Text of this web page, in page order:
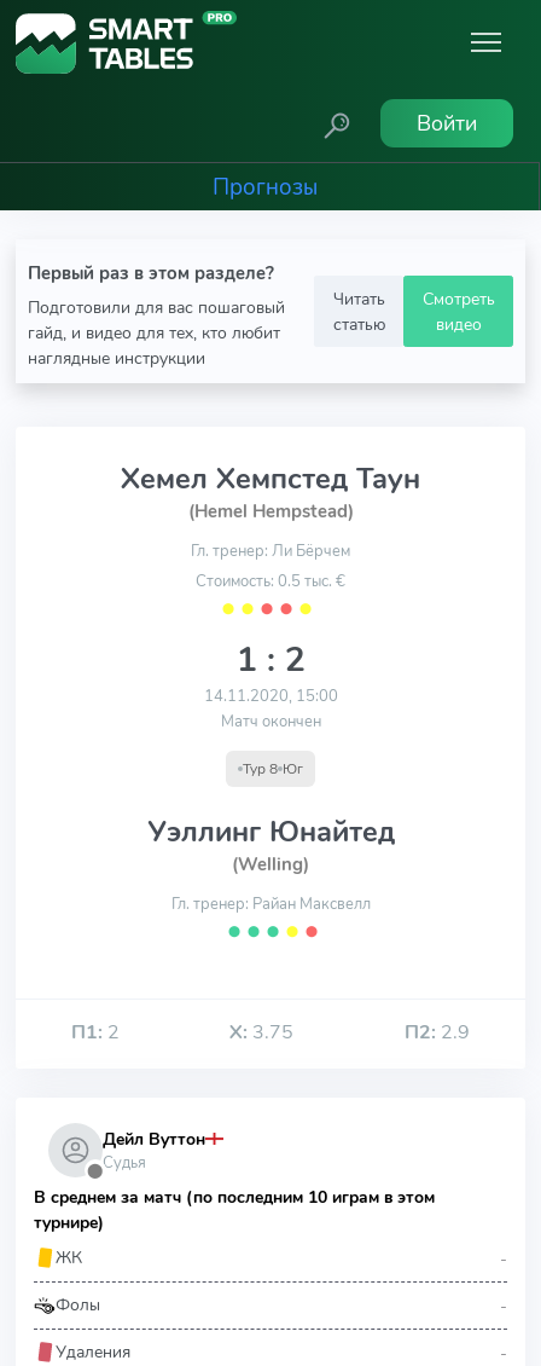
Войти
Прогнозы
Первый раз в этом разделе?
Подготовили для вас пошаговый
гайд, и видео для тех, кто любит
наглядные инструкции
Читать
статью
Смотреть
видео
Хемел Хемпстед Таун
(Hemel Hempstead)
Гл. тренер: Ли Бёрчем
Стоимость: 0.5 тыс. €
⬤ ⬤ ⬤ ⬤ ⬤
1 : 2
14.11.2020, 15:00
Матч окончен
Тур 8 Юг
Уэллинг Юнайтед
(Welling)
Гл. тренер: Райан Максвелл
⬤ ⬤ ⬤ ⬤ ⬤
П1: 2 Х: 3.75 П2: 2.9
⬤
Дейл Вуттон
Судья
В среднем за матч (по последним 10 играм в этом
турнире)
ЖК
-
Фолы -
Удаления -